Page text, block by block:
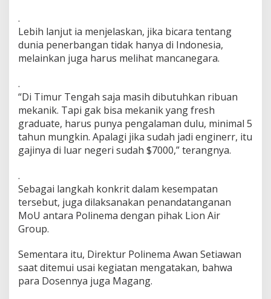
.
Lebih lanjut ia menjelaskan, jika bicara tentang
dunia penerbangan tidak hanya di Indonesia,
melainkan juga harus melihat mancanegara.
.
“Di Timur Tengah saja masih dibutuhkan ribuan
mekanik. Tapi gak bisa mekanik yang fresh
graduate, harus punya pengalaman dulu, minimal 5
tahun mungkin. Apalagi jika sudah jadi enginerr, itu
gajinya di luar negeri sudah $7000,” terangnya.
.
Sebagai langkah konkrit dalam kesempatan
tersebut, juga dilaksanakan penandatanganan
MoU antara Polinema dengan pihak Lion Air
Group.
Sementara itu, Direktur Polinema Awan Setiawan
saat ditemui usai kegiatan mengatakan, bahwa
para Dosennya juga Magang.